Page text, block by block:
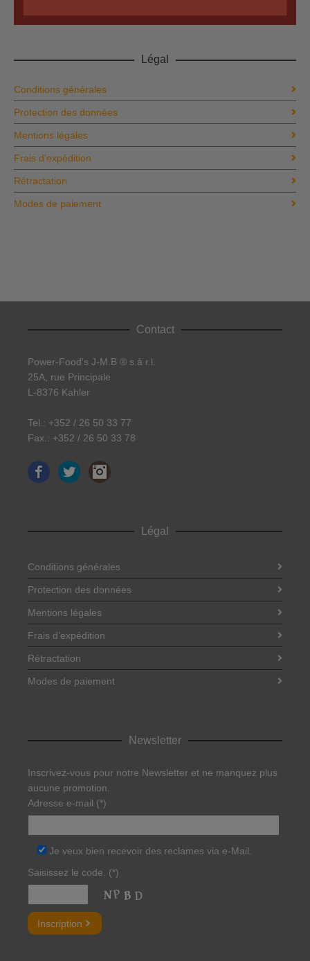
Légal
Conditions générales
Protection des données
Mentions légales
Frais d’expédition
Rétractation
Modes de paiement
Contact
Power-Food’s J-M.B ® s.à r.l.
25A, rue Principale
L-8376 Kahler
Tel.: +352 / 26 50 33 77
Fax.: +352 / 26 50 33 78
FacebookTwitter
Légal
Conditions générales
Protection des données
Mentions légales
Frais d’expédition
Rétractation
Modes de paiement
Newsletter
Inscrivez-vous pour notre Newsletter et ne manquez plus
aucune promotion.
Adresse e-mail (*)
Je veux bien recevoir des reclames via e-Mail.
Saisissez le code. (*)
Bitte lasse dieses Feld leer.